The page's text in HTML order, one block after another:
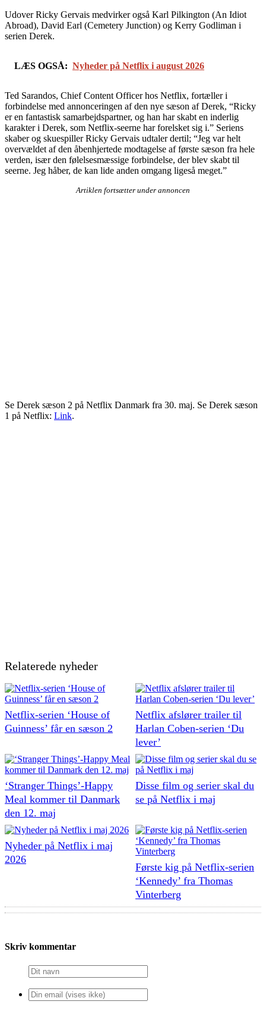
Udover Ricky Gervais medvirker også Karl Pilkington (An Idiot
Abroad), David Earl (Cemetery Junction) og Kerry Godliman i
serien Derek.
LÆS OGSÅ: Nyheder på Netflix i august 2026
Ted Sarandos, Chief Content Officer hos Netflix, fortæller i
forbindelse med annonceringen af den nye sæson af Derek, “Ricky
er en fantastisk samarbejdspartner, og han har skabt en inderlig
karakter i Derek, som Netflix-seerne har forelsket sig i.” Seriens
skaber og skuespiller Ricky Gervais udtaler dertil; “Jeg var helt
overvældet af den åbenhjertede modtagelse af første sæson fra hele
verden, især den følelsesmæssige forbindelse, der blev skabt til
seerne. Jeg håber, de kan lide anden omgang ligeså meget.”
Artiklen fortsætter under annoncen
Se Derek sæson 2 på Netflix Danmark fra 30. maj. Se Derek sæson
1 på Netflix: Link.
Relaterede nyheder
Netflix-serien ‘House of
Guinness’ får en sæson 2
Netflix afslører trailer til
Harlan Coben-serien ‘Du
lever’
‘Stranger Things’-Happy
Meal kommer til Danmark
den 12. maj
Disse film og serier skal du
se på Netflix i maj
Nyheder på Netflix i maj
2026
Første kig på Netflix-serien
‘Kennedy’ fra Thomas
Vinterberg
Skriv kommentar